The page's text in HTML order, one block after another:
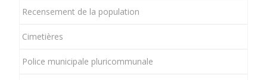
Recensement de la population
Cimetières
Police municipale pluricommunale